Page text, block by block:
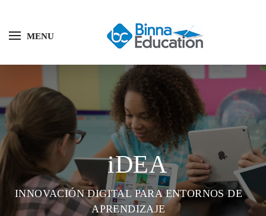
MENU
iDEA
INNOVACIÓN DIGITAL PARA ENTORNOS DE
APRENDIZAJE